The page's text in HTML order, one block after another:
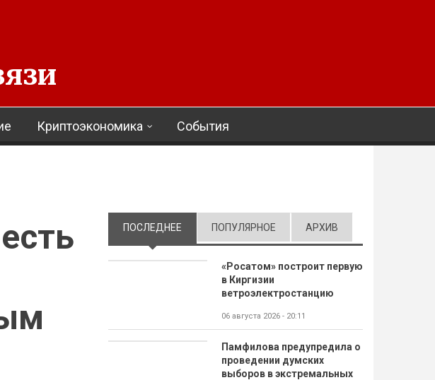
Криптоэкономика События
ПОСЛЕДНЕЕ (АКТИВНАЯ ВКЛАДКА)
ПОПУЛЯРНОЕ АРХИВ
«Росатом» построит первую
в Киргизии
ветроэлектростанцию
06 августа 2026 - 20:11
Памфилова предупредила о
проведении думских
выборов в экстремальных